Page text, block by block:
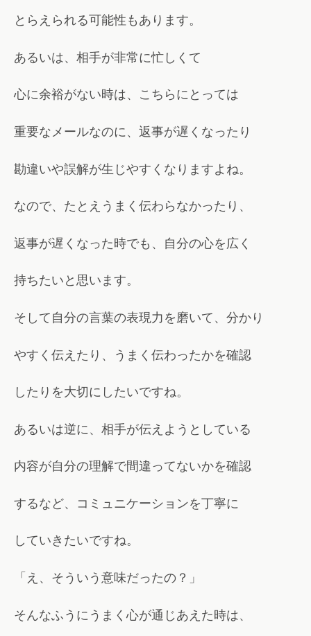
とらえられる可能性もあります。
あるいは、相手が非常に忙しくて
心に余裕がない時は、こちらにとっては
重要なメールなのに、返事が遅くなったり
勘違いや誤解が生じやすくなりますよね。
なので、たとえうまく伝わらなかったり、
返事が遅くなった時でも、自分の心を広く
持ちたいと思います。
そして自分の言葉の表現力を磨いて、分かり
やすく伝えたり、うまく伝わったかを確認
したりを大切にしたいですね。
あるいは逆に、相手が伝えようとしている
内容が自分の理解で間違ってないかを確認
するなど、コミュニケーションを丁寧に
していきたいですね。
「え、そういう意味だったの？」
そんなふうにうまく心が通じあえた時は、